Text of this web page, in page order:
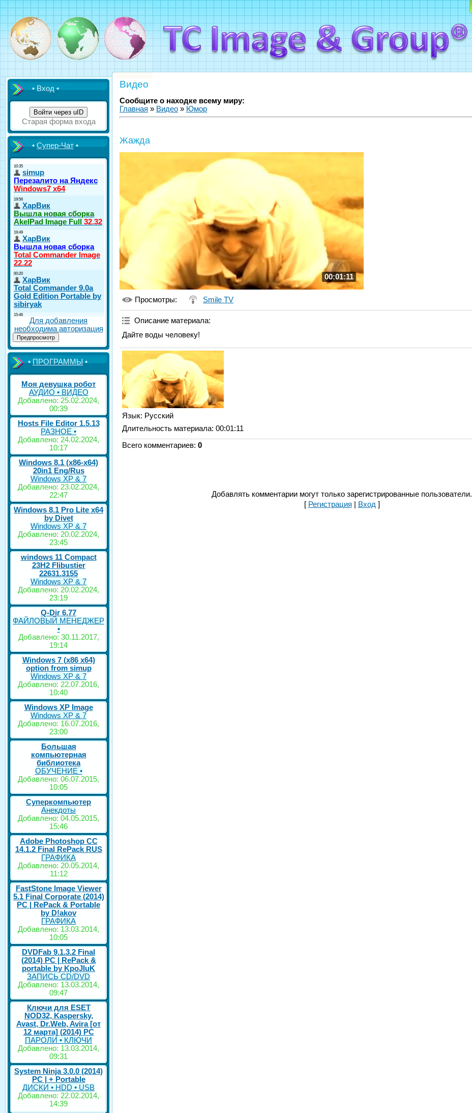
• Вход •
Войти через uID
Старая форма входа
•Супер-Чат•
Для добавления
необходима авторизация
•ПРОГРАММЫ•
Моя девушка робот
АУДИО • ВИДЕО
Добавлено: 25.02.2024,
00:39
Hosts File Editor 1.5.13
РАЗНОЕ •
Добавлено: 24.02.2024,
10:17
Windows 8.1 (x86-x64)
20in1 Eng/Rus
Windows XP & 7
Добавлено: 23.02.2024,
22:47
Windows 8.1 Pro Lite x64
by Divet
Windows XP & 7
Добавлено: 20.02.2024,
23:45
windows 11 Compact
23H2 Flibustier
22631.3155
Windows XP & 7
Добавлено: 20.02.2024,
23:19
Q-Dir 6.77
ФАЙЛОВЫЙ МЕНЕДЖЕР
•
Добавлено: 30.11.2017,
19:14
Windows 7 (x86 x64)
option from simup
Windows XP & 7
Добавлено: 22.07.2016,
10:40
Windows XP Image
Windows XP & 7
Добавлено: 16.07.2016,
23:00
Большая
компьютерная
библиотека
ОБУЧЕНИЕ •
Добавлено: 06.07.2015,
10:05
Суперкомпьютер
Анекдоты
Добавлено: 04.05.2015,
15:46
Adobe Photoshop CC
14.1.2 Final RePack RUS
ГРАФИКА
Добавлено: 20.05.2014,
11:12
FastStone Image Viewer
5.1 Final Corporate (2014)
РС | RePack & Portable
by D!akov
ГРАФИКА
Добавлено: 13.03.2014,
10:05
DVDFab 9.1.3.2 Final
(2014) PC | RePack &
portable by KpoJIuK
ЗАПИСЬ CD/DVD
Добавлено: 13.03.2014,
09:47
Ключи для ESET
NOD32, Kaspersky,
Avast, Dr.Web, Avira [от
12 марта] (2014) PC
ПАРОЛИ • КЛЮЧИ
Добавлено: 13.03.2014,
09:31
System Ninja 3.0.0 (2014)
РС | + Portable
ДИСКИ • HDD • USB
Добавлено: 22.02.2014,
14:39
Видео
Сообщите о находке всему миру:
Главная » Видео » Юмор
Жажда
00:01:11
Просмотры: Smile TV
Описание материала:
Дайте воды человеку!
Язык: Русский
Длительность материала: 00:01:11
Всего комментариев: 0
Добавлять комментарии могут только зарегистрированные пользователи.
[ Регистрация Вход ]